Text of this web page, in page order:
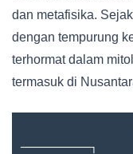
dan metafisika.
dengan tempurung
terhormat dalam
termasuk di
───────────┐